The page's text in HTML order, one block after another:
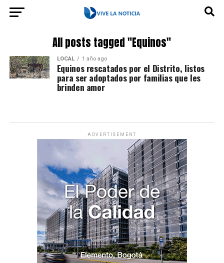
All posts tagged "Equinos"
LOCAL 1 año ago
Equinos rescatados por el Distrito, listos
para ser adoptados por familias que les
brinden amor
ADVERTISEMENT